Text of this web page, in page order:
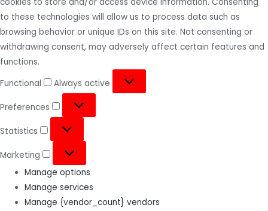
to these technologies will allow us to process data such as
browsing behavior or unique IDs on this site. Not consenting or
withdrawing consent, may adversely affect certain features and
functions.
Functional
Always active
Preferences
Statistics
Marketing
Manage options
Manage services
Manage {vendor_count} vendors